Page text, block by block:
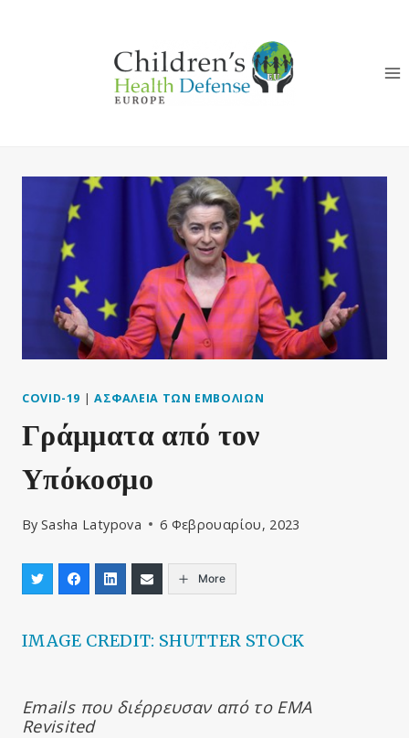
COVID-19 | ΑΣΦΆΛΕΙΑ ΤΩΝ ΕΜΒΟΛΊΩΝ
Γράμματα από τον
Υπόκοσμο
By Sasha Latypova 6 Φεβρουαρίου, 2023
More
IMAGE CREDIT: SHUTTER STOCK
Emailsπου διέρρευσαν από το EMA
Revisited